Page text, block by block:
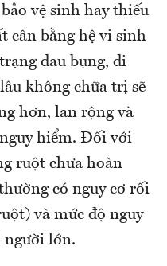
vệ sinh hay thiếu
cân bằng hệ vi sinh
đau bụng, đi
không chữa trị sẽ
hơn, lan rộng và
hiểm. Đối với
ruột chưa hoàn
có nguy cơ rối
và mức độ nguy
người lớn.